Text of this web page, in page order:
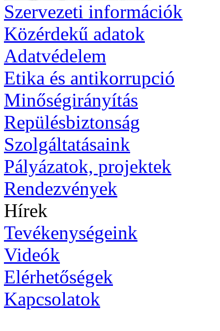
Szervezeti információk
Közérdekű adatok
Adatvédelem
Etika és antikorrupció
Minőségirányítás
Repülésbiztonság
Szolgáltatásaink
Pályázatok, projektek
Rendezvények
Hírek
Tevékenységeink
Videók
Elérhetőségek
Kapcsolatok